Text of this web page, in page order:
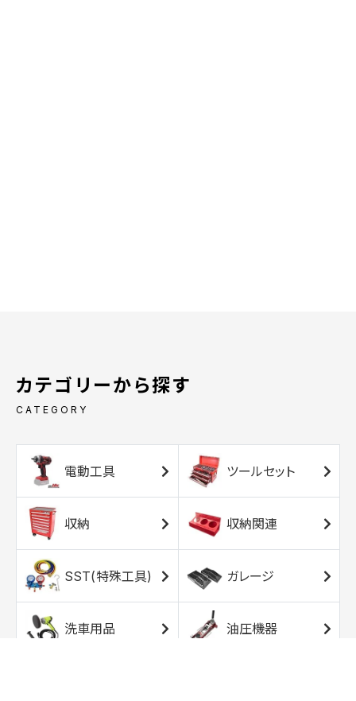
カテゴリーから探す
CATEGORY
電動工具 ツールセット
収納 収納関連
SST(特殊工具) ガレージ
洗車用品 油圧機器